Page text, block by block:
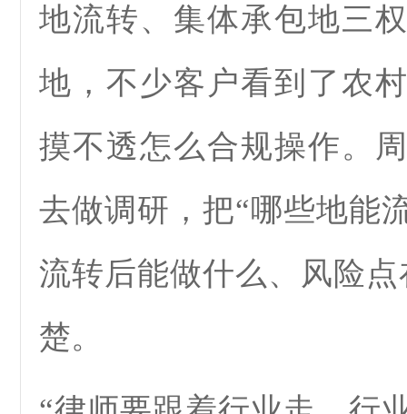
地流转、集体承包地三
地，不少客户看到了农
摸不透怎么合规操作。
去做调研，把“哪些地能
流转后能做什么、风险
楚。